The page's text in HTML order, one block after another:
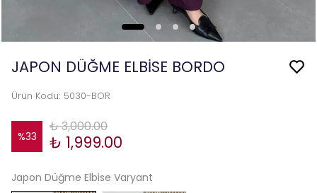
JAPON DÜĞME ELBİSE BORDO
Ürün Kodu: 5030-BOR
%33
₺ 3,000.00
₺ 1,999.00
Japon Düğme Elbise Varyant